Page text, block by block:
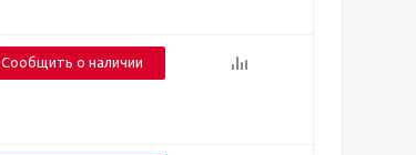
Сообщить о наличии